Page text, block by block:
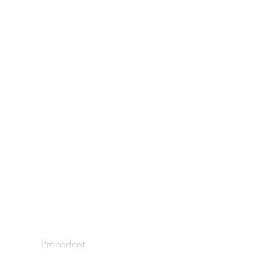
Précédent